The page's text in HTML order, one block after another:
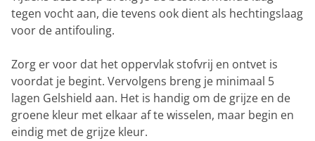
tegen vocht aan, die tevens ook dient als hechtingslaag
voor de antifouling.
Zorg er voor dat het oppervlak stofvrij en ontvet is
voordat je begint. Vervolgens breng je minimaal 5
lagen Gelshield aan. Het is handig om de grijze en de
groene kleur met elkaar af te wisselen, maar begin en
eindig met de grijze kleur.